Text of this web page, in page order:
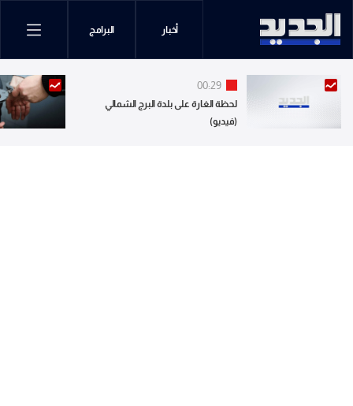
أخبار البرامج
00:29
لحظة الغارة على بلدة البرج الشمالي
(فيديو)